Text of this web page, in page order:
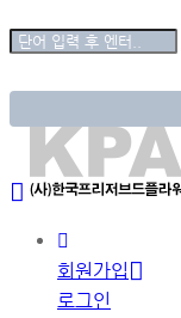
회원가입
로그인